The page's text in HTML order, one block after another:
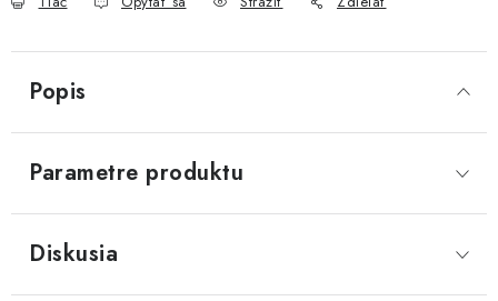
Popis
Parametre produktu
Diskusia